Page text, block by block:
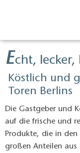
Echt, lecker,
Köstlich und
Toren Berlins
Die Gastgeber und
auf die frische und
Produkte, die in
großen Anteilen